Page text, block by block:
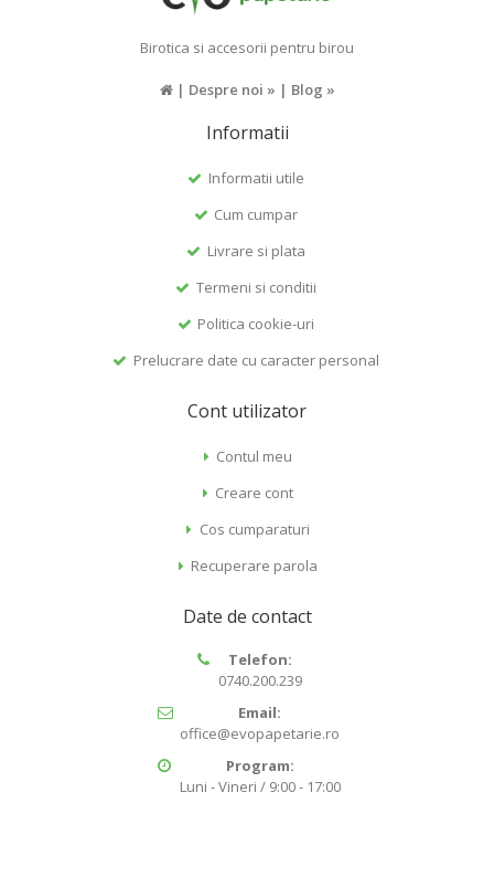
Birotica si accesorii pentru birou
| Despre noi » | Blog »
Informatii
Informatii utile
Cum cumpar
Livrare si plata
Termeni si conditii
Politica cookie-uri
Prelucrare date cu caracter personal
Cont utilizator
Contul meu
Creare cont
Cos cumparaturi
Recuperare parola
Date de contact
Telefon:
0740.200.239
Email:
office@evopapetarie.ro
Program:
Luni - Vineri / 9:00 - 17:00